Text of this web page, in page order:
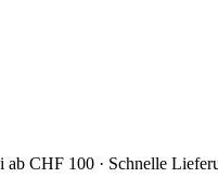
ab CHF 100 · Schnelle